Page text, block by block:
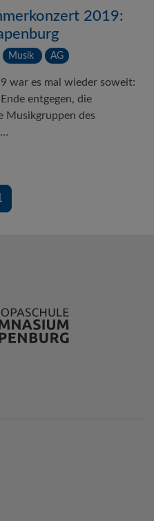
2019:
Musik AG
war es mal wieder soweit:
entgegen, die
Musikgruppen des